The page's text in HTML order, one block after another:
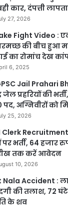
कार, दंपत्ती लापता
27, 2026
Fight Video :
की बीच हुआ
का रोमांच देख
6, 2025
Jail Prahari
जेल प्रहरियों की
पद, अग्निवीरों को
25, 2026
Clerk
पर भर्ती, 64
तक करें आवेदन
10, 2026
Nala Accident :
की तलाश, 72
के शव